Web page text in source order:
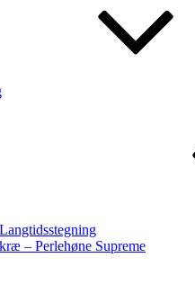
– Perlehøne Supreme